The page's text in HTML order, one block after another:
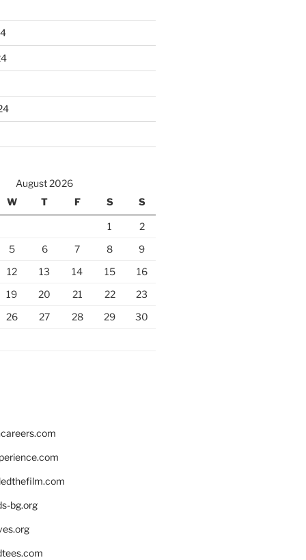
August 2026
W T F S S
1
2
5 6 7 8
9
12 13 14 15
16
19 20 21 22
23
26 27 28 29
30
bg.org